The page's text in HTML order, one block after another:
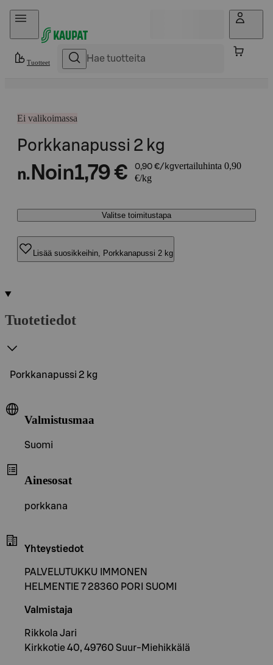
Hyppää sisältöön
Tuotteet
Ei valikoimassa
Porkkanapussi 2 kg
n. Noin1,79 € 0,90 €/kgvertailuhinta 0,90
€/kg
Valitse toimitustapa
Lisää suosikkeihin, Porkkanapussi 2 kg
Tuotetiedot
Porkkanapussi 2 kg
Valmistusmaa
Suomi
Ainesosat
porkkana
Yhteystiedot
PALVELUTUKKU IMMONEN
HELMENTIE 7 28360 PORI SUOMI
Valmistaja
Rikkola Jari
Kirkkotie 40, 49760 Suur-Miehikkälä